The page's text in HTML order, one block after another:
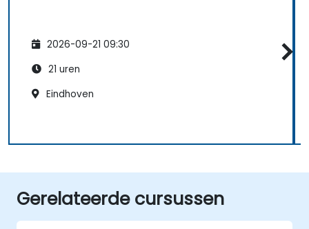
2026-09-21 09:30
21 uren
Eindhoven
Gerelateerde cursussen